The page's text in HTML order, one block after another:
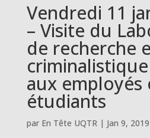
Vendredi 11
– Visite du
de recherche
aux employés
étudiants
par En Tête UQTR| Jan 9, 2019